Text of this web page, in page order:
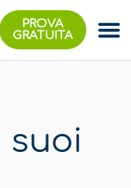
PROVA
GRATUITA
suoi